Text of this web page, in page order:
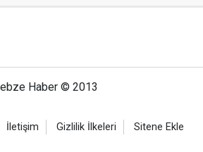
Haber © 2013
İletişim Gizlilik İlkeleri Sitene Ekle